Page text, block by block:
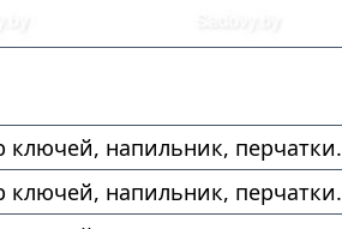
ключей, напильник, перчатки.
ключей, напильник, перчатки.